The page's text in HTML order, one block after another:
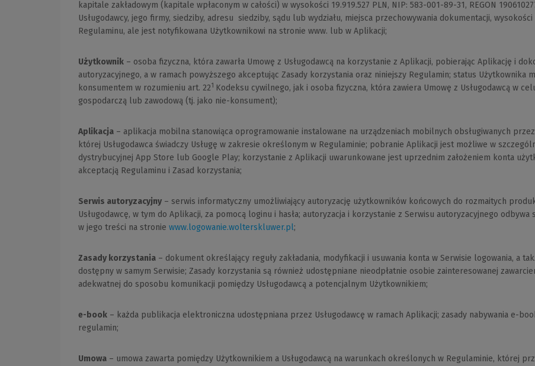
kapitale zakładowym (kapitale wpłaconym w całości) w wysokości 19.919.527 PLN, NIP: 583-001-89-31, REGON
Usługodawcy, jego firmy, siedziby, adresu siedziby, sądu lub wydziału, miejsca przechowywania dokumentacji,
Regulaminu, ale jest notyfikowana Użytkownikowi na stronie www. lub w Aplikacji;
Użytkownik – osoba fizyczna, która zawarła Umowę z Usługodawcą na korzystanie z Aplikacji, pobierając Aplikację i
autoryzacyjnego, a w ramach powyższego akceptując Zasady korzystania oraz niniejszy Regulamin; status Użytkownika
konsumentem w rozumieniu art. 221 Kodeksu cywilnego, jak i osoba fizyczna, która zawiera Umowę z Usługodawcą w
gospodarczą lub zawodową (tj. jako nie-konsument);
Aplikacja – aplikacja mobilna stanowiąca oprogramowanie instalowane na urządzeniach mobilnych obsługiwanych
której Usługodawca świadczy Usługę w zakresie określonym w Regulaminie; pobranie Aplikacji jest możliwe w
dystrybucyjnej App Store lub Google Play; korzystanie z Aplikacji uwarunkowane jest uprzednim założeniem konta
akceptacją Regulaminu i Zasad korzystania;
Serwis autoryzacyjny – serwis informatyczny umożliwiający autoryzację użytkowników końcowych do rozmaitych
Usługodawcę, w tym do Aplikacji, za pomocą loginu i hasła; autoryzacja i korzystanie z Serwisu autoryzacyjnego
w jego treści na stronie www.logowanie.wolterskluwer.pl(Link
innej
strony)
;
Zasady korzystania – dokument określający reguły zakładania, modyfikacji i usuwania konta w Serwisie logowania, a
dostępny w samym Serwisie; Zasady korzystania są również udostępniane nieodpłatnie osobie zainteresowanej
adekwatnej do sposobu komunikacji pomiędzy Usługodawcą a potencjalnym Użytkownikiem;
e-book – każda publikacja elektroniczna udostępniana przez Usługodawcę w ramach Aplikacji; zasady nabywania e-
regulamin;
Umowa – umowa zawarta pomiędzy Użytkownikiem a Usługodawcą na warunkach określonych w Regulaminie, której